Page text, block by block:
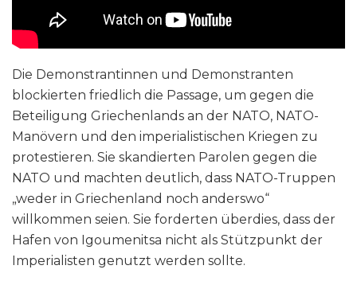
Die Demonstrantinnen und Demonstranten
blockierten friedlich die Passage, um gegen die
Beteiligung Griechenlands an der NATO, NATO-
Manövern und den imperialistischen Kriegen zu
protestieren. Sie skandierten Parolen gegen die
NATO und machten deutlich, dass NATO-Truppen
„weder in Griechenland noch anderswo“
willkommen seien. Sie forderten überdies, dass der
Hafen von Igoumenitsa nicht als Stützpunkt der
Imperialisten genutzt werden sollte.